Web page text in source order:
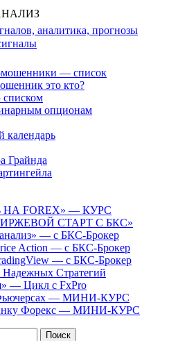
аналитика, прогнозы
— список
это кто?
опционам
календарь
Грайнда
FOREX» — КУРС
СТАРТ С БКС»
— с БКС-Брокер
Action — с БКС-Брокер
— с БКС-Брокер
Стратегий
— Цикл с FxPro
Фьючерсах — МИНИ-КУРС
Форекс — МИНИ-КУРС